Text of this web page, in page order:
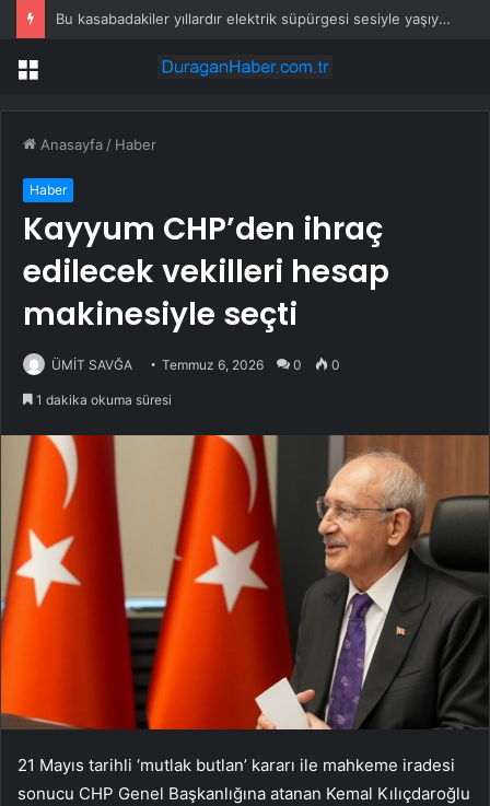
Bu kasabadakiler yıllardır elektrik süpürgesi sesiyle yaşıyor: Her yerden duyuluyor
Menü
Anasayfa / Haber
Haber
Kayyum CHP’den ihraç
edilecek vekilleri hesap
makinesiyle seçti
ÜMİT SAVĞA Temmuz 6, 2026 0 0
1 dakika okuma süresi
21 Mayıs tarihli ‘mutlak butlan’ kararı ile mahkeme iradesi
sonucu CHP Genel Başkanlığına atanan Kemal Kılıçdaroğlu